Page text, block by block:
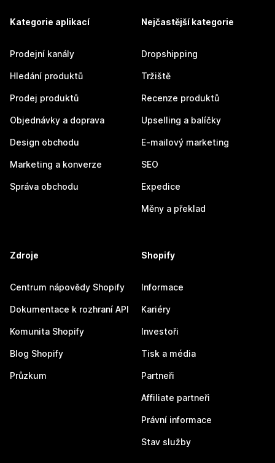
Kategorie aplikací
Prodejní kanály
Hledání produktů
Prodej produktů
Objednávky a doprava
Design obchodu
Marketing a konverze
Správa obchodu
Nejčastější kategorie
Dropshipping
Tržiště
Recenze produktů
Upselling a balíčky
E-mailový marketing
SEO
Expedice
Měny a překlad
Zdroje
Centrum nápovědy Shopify
Dokumentace k rozhraní API
Komunita Shopify
Blog Shopify
Průzkum
Shopify
Informace
Kariéry
Investoři
Tisk a média
Partneři
Affiliate partneři
Právní informace
Stav služby